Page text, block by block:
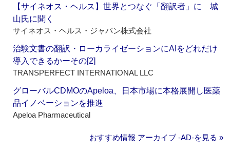
【サイネオス・ヘルス】世界とつなぐ「翻訳者」に 城
山氏に聞く
サイネオス・ヘルス・ジャパン株式会社
治験文書の翻訳・ローカライゼーションにAIをどれだけ
導入できるかーその[2]
TRANSPERFECT INTERNATIONAL LLC
グローバルCDMOのApeloa、日本市場に本格展開し医薬
品イノベーションを推進
Apeloa Pharmaceutical
おすすめ情報 アーカイブ ‐AD‐を見る »